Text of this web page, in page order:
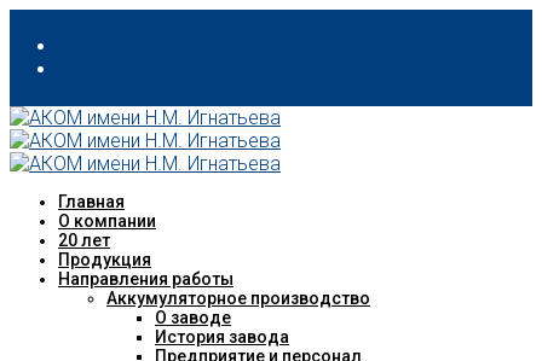
Главная
О компании
20 лет
Продукция
Направления работы
Аккумуляторное производство
О заводе
История завода
Предприятие и персонал